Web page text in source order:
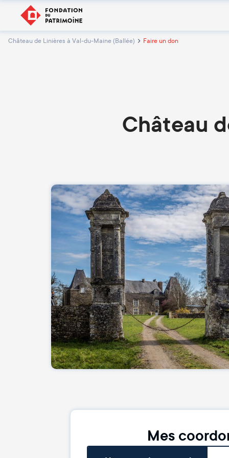
Château de Linières à Val-du-Maine (Ballée) Faire un don
Château
Mes